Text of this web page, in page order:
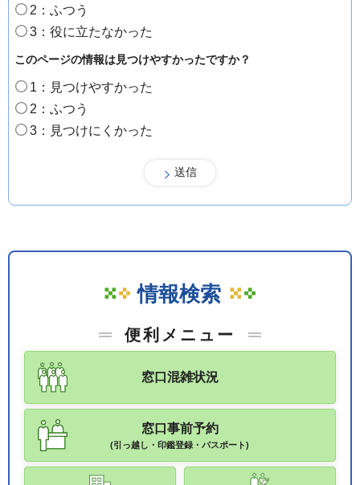
2：ふつう
3：役に立たなかった
このページの情報は見つけやすかったですか？
1：見つけやすかった
2：ふつう
3：見つけにくかった
情報検索
便利メニュー
窓口混雑状況
窓口事前予約
(引っ越し・印鑑登録・パスポート)